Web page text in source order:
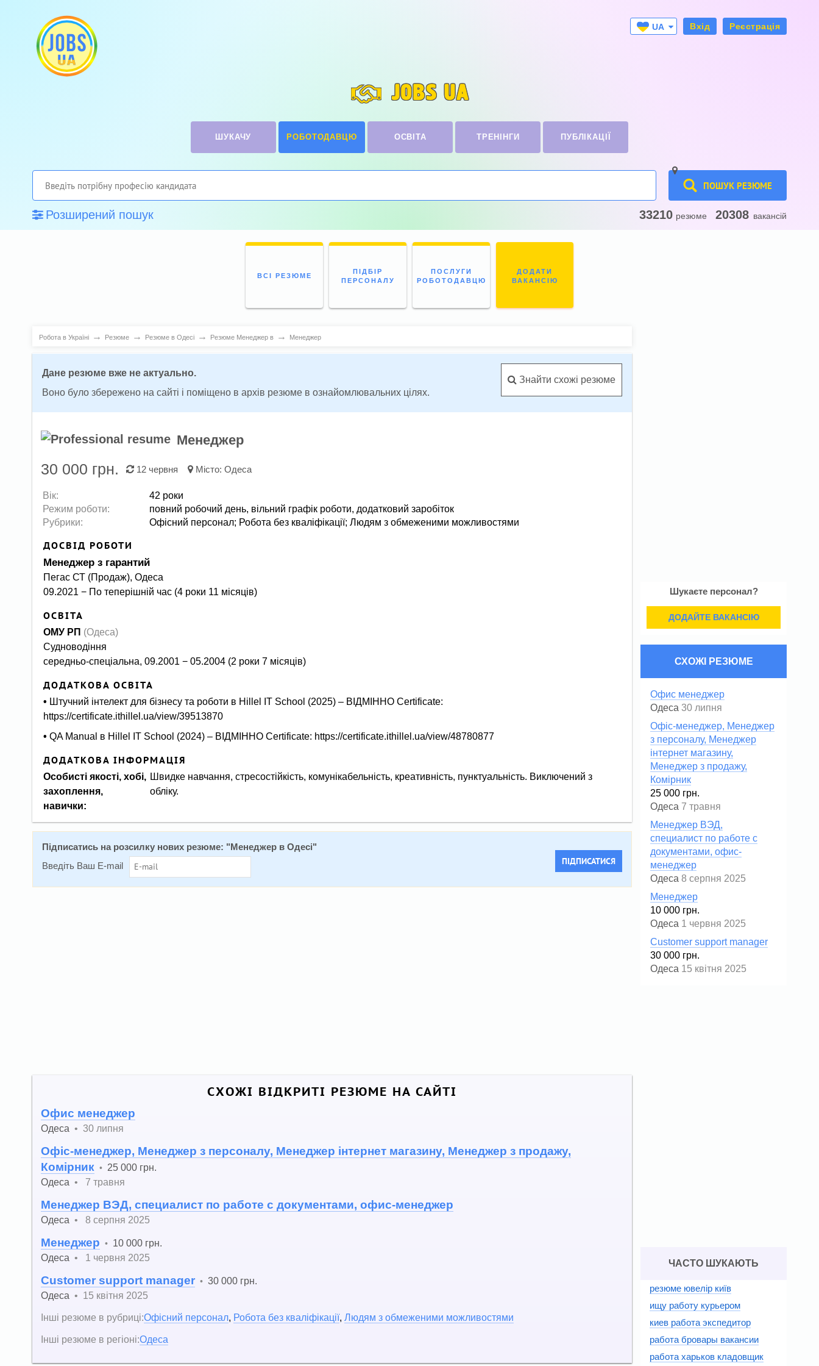
UA
Вхід Реєстрація
JOBS UA
ШУКАЧУ РОБОТОДАВЦЮ ОСВІТА ТРЕНІНГИ ПУБЛІКАЦІЇ
ПОШУК РЕЗЮМЕ
Розширений пошук 33210 резюме 20308 вакансій
ВСІ РЕЗЮМЕ
ПІДБІР
ПЕРСОНАЛУ
ПОСЛУГИ
РОБОТОДАВЦЮ
ДОДАТИ
ВАКАНСІЮ
Робота в Україні → Резюме → Резюме в Одесі → Резюме Менеджер в → Менеджер
Дане резюме вже не актуально.
Воно було збережено на сайті і поміщено в архів резюме в ознайомлювальних цілях.
Знайти схожі резюме
Менеджер
30 000 грн. 12 червня Місто: Одеса
Вік:
42 роки
Режим роботи:
повний робочий день, вільний графік роботи, додатковий заробіток
Рубрики:
Офісний персонал; Робота без кваліфікації; Людям з обмеженими можливостями
ДОСВІД РОБОТИ
Менеджер з гарантий
Пегас СТ (Продаж), Одеса
09.2021 − По теперішній час (4 роки 11 місяців)
ОСВІТА
ОМУ РП (Одеса)
Судноводіння
середньо-спеціальна, 09.2001 − 05.2004 (2 роки 7 місяців)
ДОДАТКОВА ОСВІТА
• Штучний інтелект для бізнесу та роботи в Hillel IT School (2025) – ВІДМІННО Certificate:
https://certificate.ithillel.ua/view/39513870
• QA Manual в Hillel IT School (2024) – ВІДМІННО Certificate: https://certificate.ithillel.ua/view/48780877
ДОДАТКОВА ІНФОРМАЦІЯ
Особисті якості, хобі,
захоплення,
навички:
Швидке навчання, стресостійкість, комунікабельність, креативність, пунктуальність. Виключений з
обліку.
Підписатись на розсилку нових резюме: "Менеджер в Одесі"
Введіть Ваш E-mail
ПІДПИСАТИСЯ
СХОЖІ ВІДКРИТІ РЕЗЮМЕ НА САЙТІ
Офис менеджер
Одеса • 30 липня
Офіс-менеджер, Менеджер з персоналу, Менеджер інтернет магазину, Менеджер з продажу,
Комірник • 25 000 грн.
Одеса • 7 травня
Менеджер ВЭД, специалист по работе с документами, офис-менеджер
Одеса • 8 серпня 2025
Менеджер • 10 000 грн.
Одеса • 1 червня 2025
Customer support manager • 30 000 грн.
Одеса • 15 квітня 2025
Інші резюме в рубриці:Офісний персонал Робота без кваліфікації, Людям з обмеженими можливостями
Інші резюме в регіоні:Одеса
Шукаєте персонал?
ДОДАЙТЕ ВАКАНСІЮ
СХОЖІ РЕЗЮМЕ
Офис менеджер
Одеса 30 липня
Офіс-менеджер, Менеджер
з персоналу, Менеджер
інтернет магазину,
Менеджер з продажу,
Комірник
25 000 грн.
Одеса 7 травня
Менеджер ВЭД,
специалист по работе с
документами, офис-
менеджер
Одеса 8 серпня 2025
Менеджер
10 000 грн.
Одеса 1 червня 2025
Customer support manager
30 000 грн.
Одеса 15 квітня 2025
ЧАСТО ШУКАЮТЬ
резюме ювелір київ
ищу работу курьером
киев работа экспедитор
работа бровары вакансии
работа харьков кладовщик